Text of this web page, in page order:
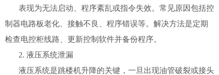
表现为无法启动、程序紊乱或指令失效。常见原因包括控
制器电路板老化、接触不良、程序错误等。解决方法是定期
检查电控柜线路、更新控制软件并备份程序。
2. 液压系统泄漏
液压系统是跳楼机升降的关键，一旦出现油管破裂或接头